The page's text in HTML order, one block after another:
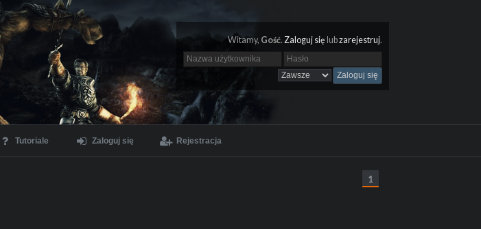
Witamy, Gość. Zaloguj się lubzarejestruj.
Tutoriale Zaloguj się Rejestracja
1